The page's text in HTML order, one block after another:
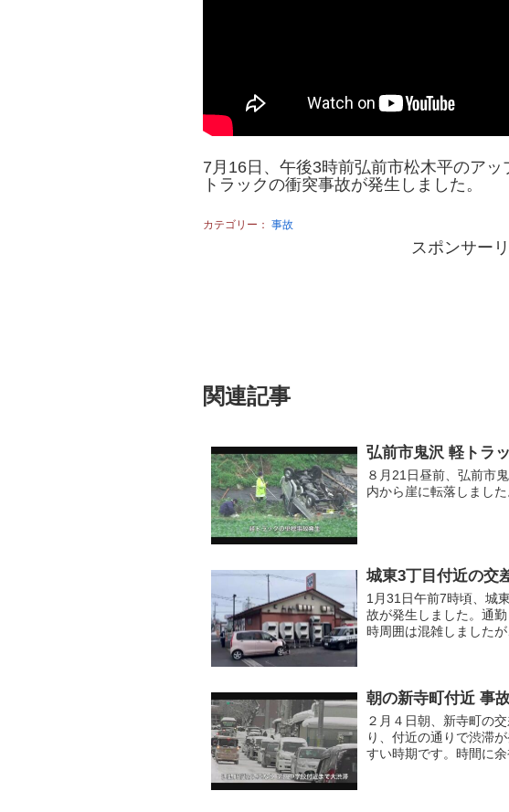
7月16日、午後3時前弘前市松木平のア
トラックの衝突事故が発生しました。
カテゴリー： 事故
スポンサー
関連記事
弘前市鬼沢 軽トラ
８月21日昼前、弘前市
内から崖に転落しまし
城東3丁目付近の交
1月31日午前7時頃、城
故が発生しました。通
時周囲は混雑しました
朝の新寺町付近 事
２月４日朝、新寺町の
り、付近の通りで渋滞
すい時期です。時間に